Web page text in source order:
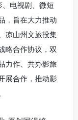
电视剧、微短
，旨在大力推动
凉山州文旅投集
略合作协议，双
力作、共办影旅
展合作，推动影